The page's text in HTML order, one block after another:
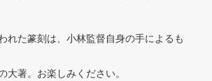
れた篆刻は、小林監督自身の手によるも
大著。お楽しみください。